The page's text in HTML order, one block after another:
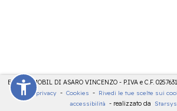
ELETTROMOBIL DI ASARO VINCENZO - P.IVA e C.F.
sulla privacy - Cookies - Rivedi le tue scelte sui
accessibilità - realizzato da